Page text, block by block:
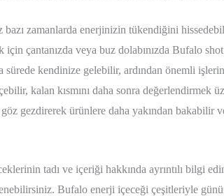
zamanlarda enerjinizin tükendiğini
için çantanızda veya buz dolabınızda Bufalo
sürede kendinize gelebilir, ardından önemli
kalan kısmını daha sonra değerlendirmek
gezdirerek ürünlere daha yakından bakabilir
tadı ve içeriği hakkında ayrıntılı bilgi
Bufalo enerji içeceği çeşitleriyle